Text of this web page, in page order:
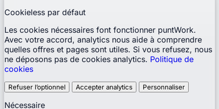
Cookieless par défaut
Les cookies nécessaires font fonctionner puntWork.
Avec votre accord, analytics nous aide à comprendre
quelles offres et pages sont utiles. Si vous refusez, nous
ne déposons pas de cookies analytics. Politique de
cookies
Refuser l’optionnel Accepter analytics Personnaliser
Nécessaire